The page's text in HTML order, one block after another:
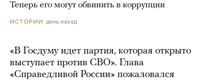
Теперь его могут обвинить в коррупции
ИСТОРИИ день назад
«В Госдуму идет партия, которая открыто
выступает против СВО». Глава
«Справедливой России» пожаловался